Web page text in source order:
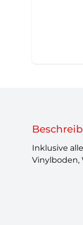
Inklusive
Vinylboden,